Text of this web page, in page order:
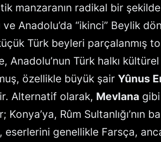
manzaranın radikal bir şekilde
Anadolu’da “ikinci” Beylik
Türk beyleri parçalanmış
Anadolu’nun Türk halkı
özellikle büyük şairYûnus
Alternatif olarak, Mevlana
Rûm Sultanlığı’nın
eserlerini genellikle Farsça,